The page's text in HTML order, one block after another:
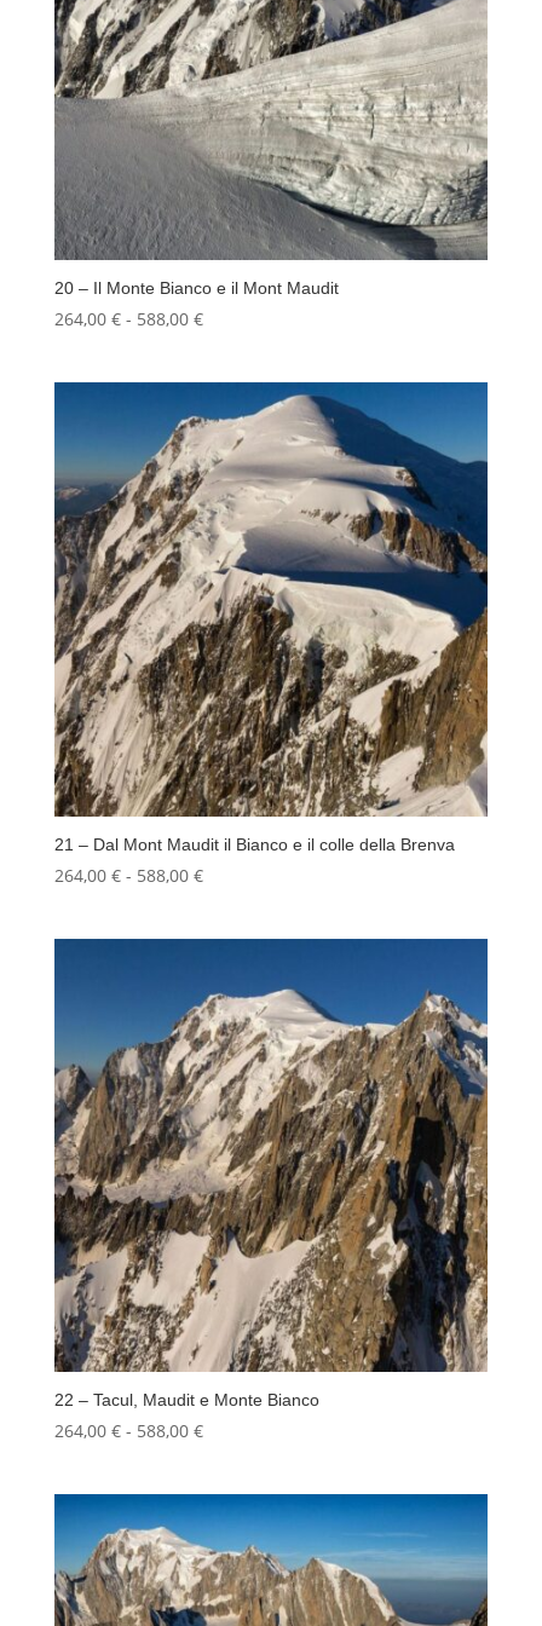
20 – Il Monte Bianco e il Mont Maudit
264,00 € - 588,00 €Fascia
264,00 €
a
588,00 €
21 – Dal Mont Maudit il Bianco e il colle della Brenva
264,00 € - 588,00 €Fascia
a
588,00 €
22 – Tacul, Maudit e Monte Bianco
264,00 € - 588,00 €Fascia
da
264,00 €
a
588,00 €